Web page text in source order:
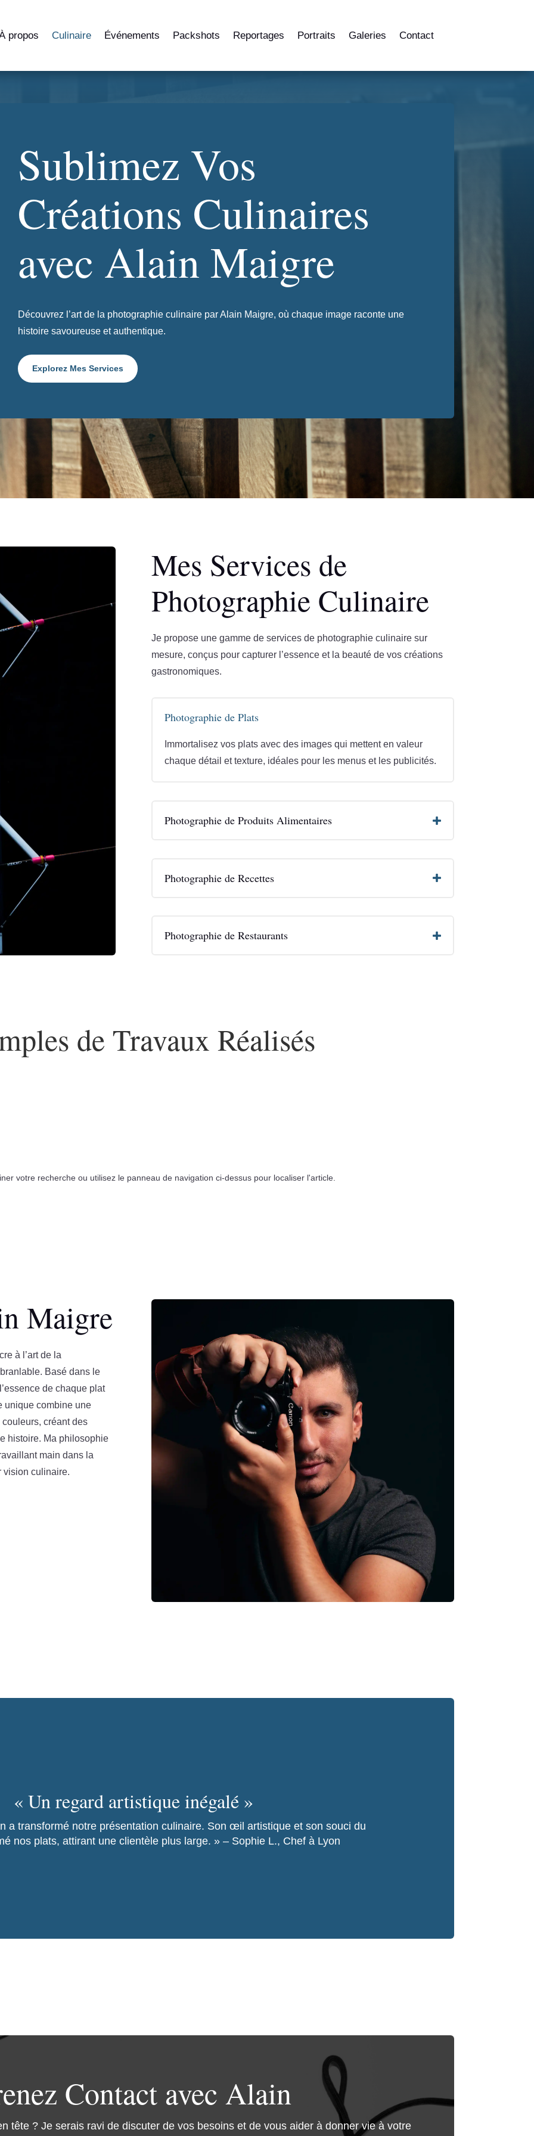
propos Culinaire Événements Packshots Reportages Portraits Galeries Contact
Sublimez Vos
Créations Culinaires
avec Alain Maigre
Découvrez l’art de la photographie culinaire par Alain Maigre, où chaque image raconte une
histoire savoureuse et authentique.
Explorez Mes Services
Mes Services de
Photographie Culinaire
Je propose une gamme de services de photographie culinaire sur
mesure, conçus pour capturer l’essence et la beauté de vos créations
gastronomiques.
Photographie de Plats
Immortalisez vos plats avec des images qui mettent en valeur
chaque détail et texture, idéales pour les menus et les publicités.
Photographie de Produits Alimentaires
Photographie de Recettes
Photographie de Restaurants
de Travaux Réalisés
votre recherche ou utilisez le panneau de navigation ci-dessus pour localiser l'article.
Maigre
à l’art de la
Basé dans le
de chaque plat
unique combine une
créant des
histoire. Ma philosophie
main dans la
vision culinaire.
« Un regard artistique inégalé »
a transformé notre présentation culinaire. Son œil artistique et son souci du
nos plats, attirant une clientèle plus large. » – Sophie L., Chef à Lyon
Contact avec Alain
tête ? Je serais ravi de discuter de vos besoins et de vous aider à donner vie à votre